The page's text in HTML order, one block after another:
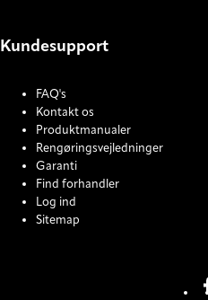
Kundesupport
FAQ's
Kontakt os
Produktmanualer
Rengøringsvejledninger
Garanti
Find forhandler
Log ind
Sitemap